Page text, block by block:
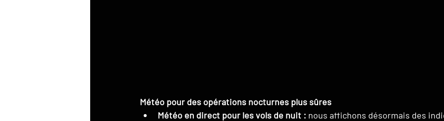
Météo pour des opérations nocturnes plus sûres
Météo en direct pour les vols de nuit : nous affichons désormais des